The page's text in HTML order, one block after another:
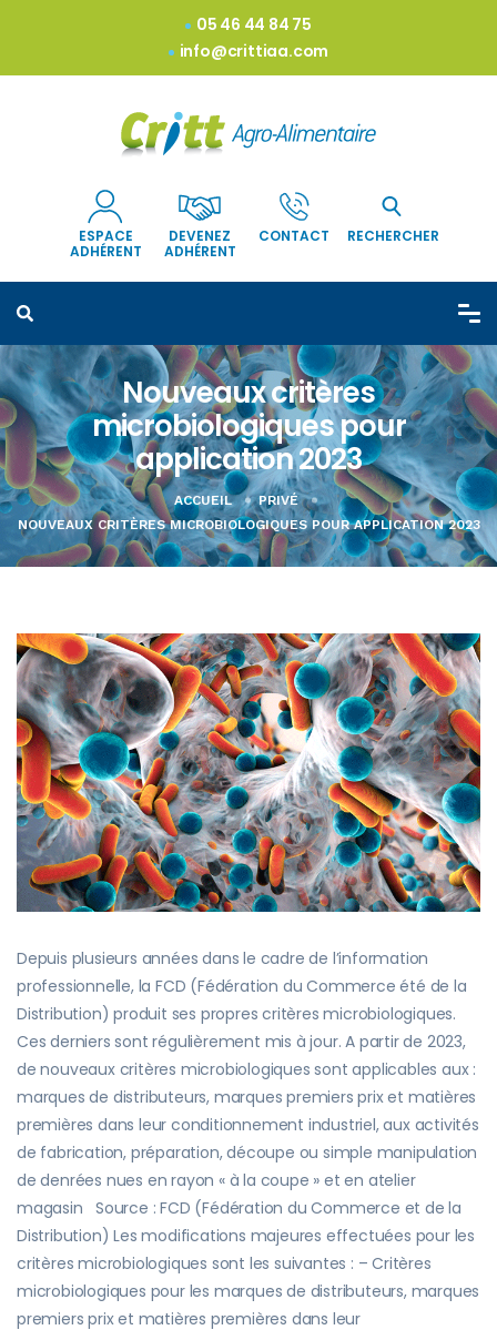
05 46 44 84 75
info@crittiaa.com
ESPACE
ADHÉRENT
DEVENEZ
ADHÉRENT
CONTACT RECHERCHER
Nouveaux critères
microbiologiques pour
application 2023
ACCUEIL
PRIVÉ
NOUVEAUX CRITÈRES MICROBIOLOGIQUES POUR APPLICATION 2023
Depuis plusieurs années dans le cadre de l’information
professionnelle, la FCD (Fédération du Commerce été de la
Distribution) produit ses propres critères microbiologiques.
Ces derniers sont régulièrement mis à jour. A partir de 2023,
de nouveaux critères microbiologiques sont applicables aux :
marques de distributeurs, marques premiers prix et matières
premières dans leur conditionnement industriel, aux activités
de fabrication, préparation, découpe ou simple manipulation
de denrées nues en rayon « à la coupe » et en atelier
magasin Source : FCD (Fédération du Commerce et de la
Distribution) Les modifications majeures effectuées pour les
critères microbiologiques sont les suivantes : – Critères
microbiologiques pour les marques de distributeurs, marques
premiers prix et matières premières dans leur